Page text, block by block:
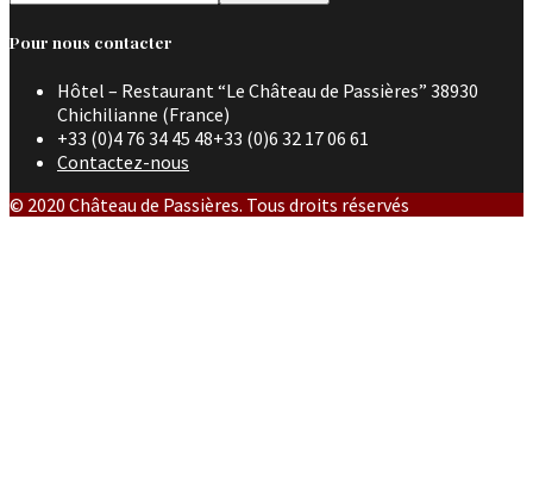
Pour nous contacter
Hôtel – Restaurant “Le Château de Passières” 38930
Chichilianne (France)
+33 (0)4 76 34 45 48+33 (0)6 32 17 06 61
Contactez-nous
© 2020 Château de Passières. Tous droits réservés